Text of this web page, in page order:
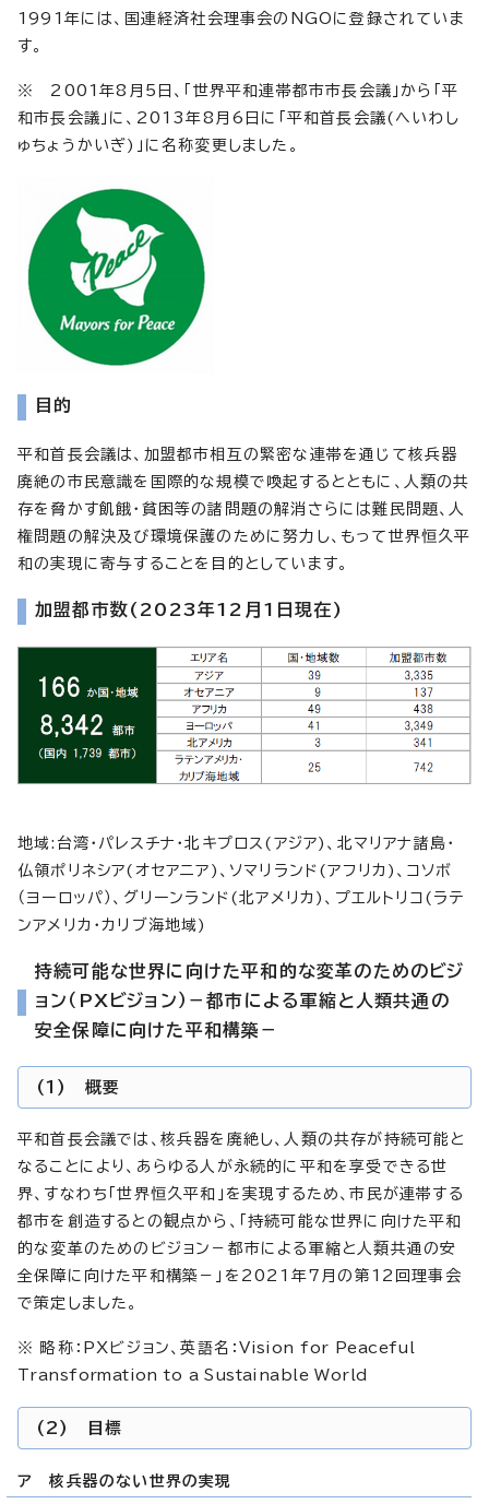
1991年には、国連経済社会理事会のNGOに登録されていま
す。
※ 2001年8月5日、「世界平和連帯都市市長会議」から「平
和市長会議」に、2013年8月6日に「平和首長会議(へいわし
ゅちょうかいぎ)」に名称変更しました。
目的
平和首長会議は、加盟都市相互の緊密な連帯を通じて核兵器
廃絶の市民意識を国際的な規模で喚起するとともに、人類の共
存を脅かす飢餓・貧困等の諸問題の解消さらには難民問題、人
権問題の解決及び環境保護のために努力し、もって世界恒久平
和の実現に寄与することを目的としています。
加盟都市数(2023年12月1日現在)
地域:台湾・パレスチナ・北キプロス(アジア)、北マリアナ諸島・
仏領ポリネシア(オセアニア)、ソマリランド(アフリカ)、コソボ
（ヨーロッパ）、グリーンランド(北アメリカ)、プエルトリコ(ラテ
ンアメリカ・カリブ海地域)
持続可能な世界に向けた平和的な変革のためのビジ
ョン（PXビジョン）－都市による軍縮と人類共通の
安全保障に向けた平和構築－
(1) 概要
平和首長会議では、核兵器を廃絶し、人類の共存が持続可能と
なることにより、あらゆる人が永続的に平和を享受できる世
界、すなわち「世界恒久平和」を実現するため、市民が連帯する
都市を創造するとの観点から、「持続可能な世界に向けた平和
的な変革のためのビジョン－都市による軍縮と人類共通の安
全保障に向けた平和構築－」を2021年7月の第12回理事会
で策定しました。
※ 略称：PXビジョン、英語名：Vision for Peaceful
Transformation to a Sustainable World
(2) 目標
ア 核兵器のない世界の実現